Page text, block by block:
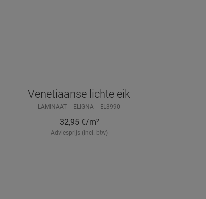
Venetiaanse lichte eik
LAMINAAT ELIGNA EL3990
32,95 €/m²
Adviesprijs (incl. btw)